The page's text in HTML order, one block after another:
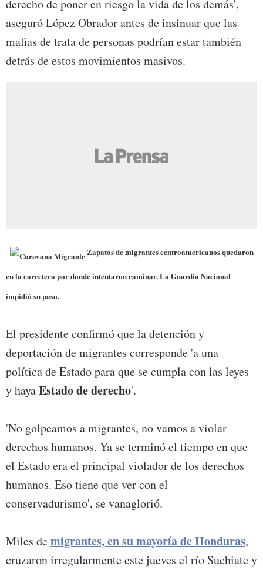
derecho de poner en riesgo la vida de los demás',
aseguró López Obrador antes de insinuar que las
mafias de trata de personas podrían estar también
detrás de estos movimientos masivos.
Zapatos de migrantes centroamericanos quedaron
en la carretera por donde intentaron caminar. La Guardia Nacional
impidió su paso.
El presidente confirmó que la detención y
deportación de migrantes corresponde 'a una
política de Estado para que se cumpla con las leyes
y hayaEstado de derecho'.
'No golpeamos a migrantes, no vamos a violar
derechos humanos. Ya se terminó el tiempo en que
el Estado era el principal violador de los derechos
humanos. Eso tiene que ver con el
conservadurismo', se vanaglorió.
Miles demigrantes, en su mayoría de Honduras,
cruzaron irregularmente este jueves el río Suchiate y